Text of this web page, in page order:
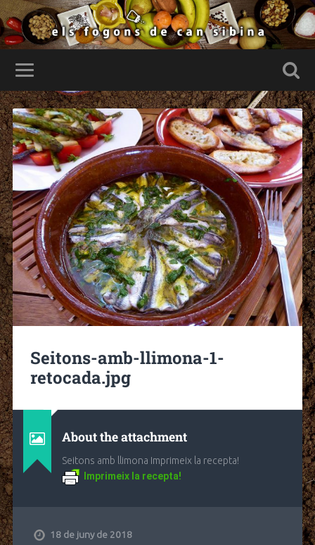
Seitons-amb-llimona-1-
retocada.jpg
About the attachment
Seitons amb llimona Imprimeix la recepta!
Imprimeix la recepta!
18 de juny de 2018